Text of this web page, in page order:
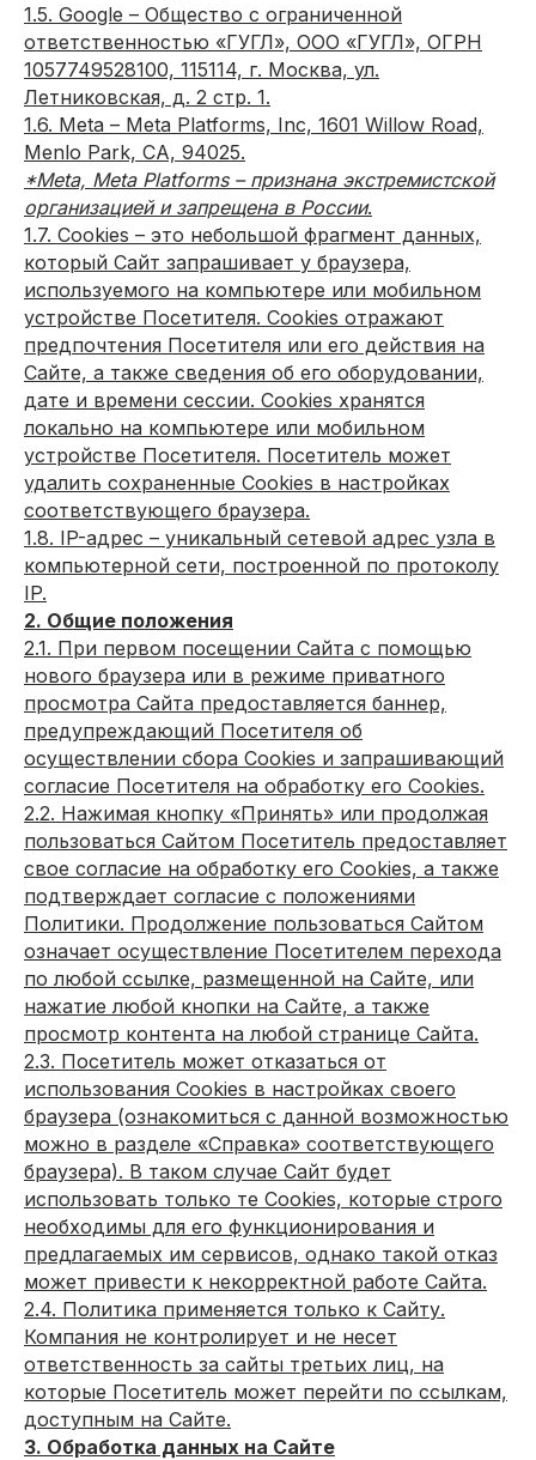
1.5. Google – Общество с ограниченной
ответственностью «ГУГЛ», ООО «ГУГЛ», ОГРН
1057749528100, 115114, г. Москва, ул.
Летниковская, д. 2 стр. 1.
1.6. Meta – Meta Platforms, Inc, 1601 Willow Road,
Menlo Park, CA, 94025.
*Meta, Meta Platforms – признана экстремистской
организацией и запрещена в России.
1.7. Cookies – это небольшой фрагмент данных,
который Сайт запрашивает у браузера,
используемого на компьютере или мобильном
устройстве Посетителя. Cookies отражают
предпочтения Посетителя или его действия на
Сайте, а также сведения об его оборудовании,
дате и времени сессии. Сookies хранятся
локально на компьютере или мобильном
устройстве Посетителя. Посетитель может
удалить сохраненные Сookies в настройках
соответствующего браузера.
1.8. IP-адрес – уникальный сетевой адрес узла в
компьютерной сети, построенной по протоколу
IP.
2. Общие положения
2.1. При первом посещении Сайта с помощью
нового браузера или в режиме приватного
просмотра Сайта предоставляется баннер,
предупреждающий Посетителя об
осуществлении сбора Сookies и запрашивающий
согласие Посетителя на обработку его Сookies.
2.2. Нажимая кнопку «Принять» или продолжая
пользоваться Сайтом Посетитель предоставляет
свое согласие на обработку его Сookies, а также
подтверждает согласие с положениями
Политики. Продолжение пользоваться Сайтом
означает осуществление Посетителем перехода
по любой ссылке, размещенной на Сайте, или
нажатие любой кнопки на Сайте, а также
просмотр контента на любой странице Сайта.
2.3. Посетитель может отказаться от
использования Сookies в настройках своего
браузера (ознакомиться с данной возможностью
можно в разделе «Справка» соответствующего
браузера). В таком случае Сайт будет
использовать только те Cookies, которые строго
необходимы для его функционирования и
предлагаемых им сервисов, однако такой отказ
может привести к некорректной работе Сайта.
2.4. Политика применяется только к Сайту.
Компания не контролирует и не несет
ответственность за сайты третьих лиц, на
которые Посетитель может перейти по ссылкам,
доступным на Сайте.
3. Обработка данных на Сайте